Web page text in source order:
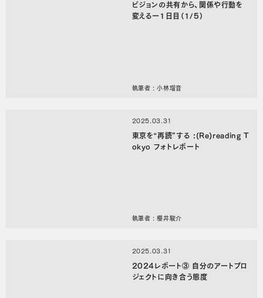
ビジョンの共有から、関係や行動を
変えるー1日目（1/5）
執筆者 : 小林瑠音
2025.03.31
東京を“再読”する :(Re)reading T
okyo フォトレポート
執筆者 : 櫻井駿介
2025.03.31
2024レポート③ 自分のアートプロ
ジェクトに向き合う態度